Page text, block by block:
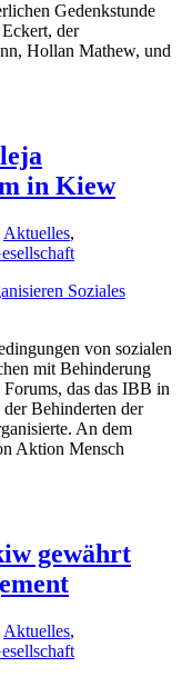
Gedenkstunde
der
Hollan Mathew, und
in Kiew
Aktuelles,
von sozialen
mit Behinderung
das das IBB in
Behinderten der
An dem
Aktion Mensch
gewährt
Aktuelles,